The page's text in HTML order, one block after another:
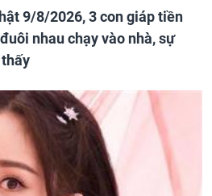
9/8/2026, 3 con giáp tiền
nhau chạy vào nhà, sự